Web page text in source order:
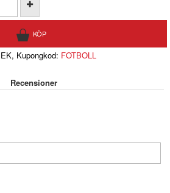
Kupongkod: FOTBOLL
Recensioner